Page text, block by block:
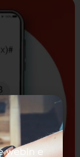
webin e